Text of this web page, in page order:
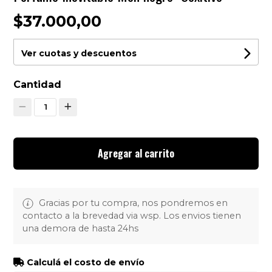
$37.000,00
Ver cuotas y descuentos
Cantidad
1
Agregar al carrito
Gracias por tu compra, nos pondremos en
contacto a la brevedad via wsp. Los envios tienen
una demora de hasta 24hs
Calculá el costo de envío